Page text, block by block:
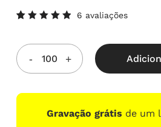
5.00de
5, com
baseado
em
clientes
6 avaliações
Gravação grátis de um